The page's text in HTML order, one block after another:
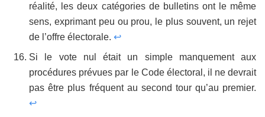
réalité, les deux catégories de bulletins ont le même
sens, exprimant peu ou prou, le plus souvent, un rejet
de l’offre électorale. ↩
Si le vote nul était un simple manquement aux
procédures prévues par le Code électoral, il ne devrait
pas être plus fréquent au second tour qu’au premier.
↩